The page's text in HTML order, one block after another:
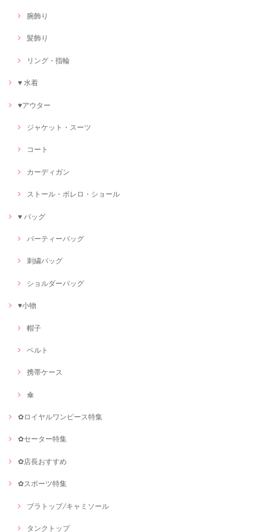
腕飾り
髪飾り
リング・指輪
♥ 水着
♥アウター
ジャケット・スーツ
コート
カーディガン
ストール・ボレロ・ショール
♥ バッグ
パーティーバッグ
刺繍バッグ
ショルダーバッグ
♥小物
帽子
ベルト
携帯ケース
傘
✿ロイヤルワンピース特集
✿セーター特集
✿店長おすすめ
✿スポーツ特集
ブラトップ/キャミソール
タンクトップ